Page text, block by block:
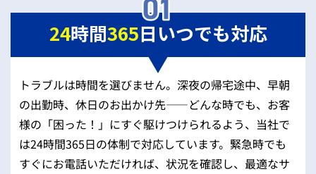
24時間365日いつでも対応
トラブルは時間を選びません。深夜の帰宅途中、早朝
の出勤時、休日のお出かけ先——どんな時でも、お客
様の「困った！」にすぐ駆けつけられるよう、当社で
は24時間365日の体制で対応しています。緊急時でも
すぐにお電話いただければ、状況を確認し、最適なサ